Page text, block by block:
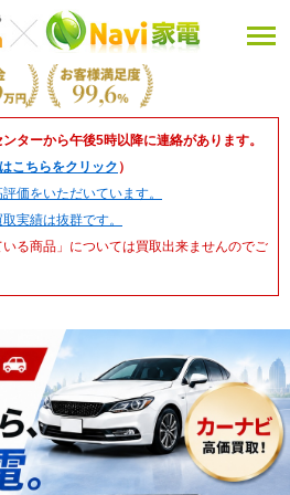
ターから午後5時以降に連絡があります。
こちらをクリック ）
価をいただいています。
実績は抜群です。
る商品」については買取出来ませんのでご